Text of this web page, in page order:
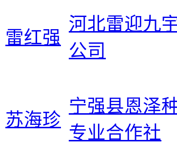
雷红强
河北雷迎九
公司
苏海珍
宁强县恩泽
专业合作社